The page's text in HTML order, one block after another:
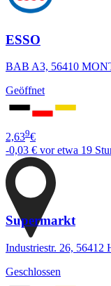
ESSO
BAB A3, 56410
Geöffnet
2,639€
-0,03 € vor etwa 19
Supermarkt
Industriestr. 26, 56412
Geschlossen